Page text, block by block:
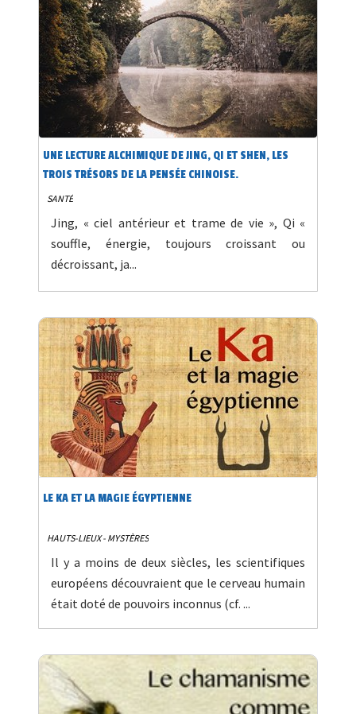
UNE LECTURE ALCHIMIQUE DE JING, QI ET SHEN, LES
TROIS TRÉSORS DE LA PENSÉE CHINOISE.
SANTÉ
Jing, « ciel antérieur et trame de vie », Qi «
souffle, énergie, toujours croissant ou
décroissant, ja...
LE KA ET LA MAGIE ÉGYPTIENNE
HAUTS-LIEUX - MYSTÈRES
Il y a moins de deux siècles, les scientifiques
européens découvraient que le cerveau humain
était doté de pouvoirs inconnus (cf. ...